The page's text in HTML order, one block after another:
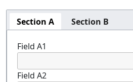
Section A Section B
Field A1
Field A2